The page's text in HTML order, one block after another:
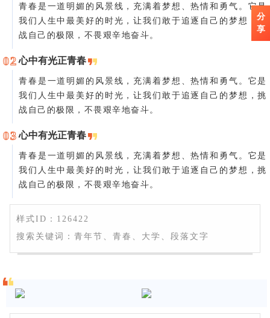
青春是一道明媚的风景线，充满着梦想、热情和勇气。它是
我们人生中最美好的时光，让我们敢于追逐自己的梦想，挑
战自己的极限，不畏艰辛地奋斗。
02 心中有光正青春
青春是一道明媚的风景线，充满着梦想、热情和勇气。它是
我们人生中最美好的时光，让我们敢于追逐自己的梦想，挑
战自己的极限，不畏艰辛地奋斗。
03 心中有光正青春
青春是一道明媚的风景线，充满着梦想、热情和勇气。它是
我们人生中最美好的时光，让我们敢于追逐自己的梦想，挑
战自己的极限，不畏艰辛地奋斗。
样式ID：126422
搜索关键词：青年节、青春、大学、段落文字
分
享